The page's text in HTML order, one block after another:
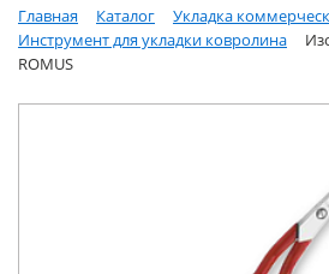
Главная Каталог
Укладка
Инструмент для укладки ковролина
ROMUS